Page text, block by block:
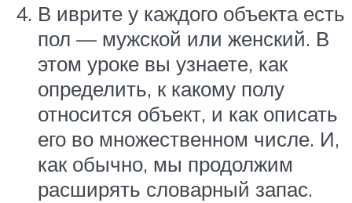
В иврите у каждого объекта есть
пол — мужской или женский. В
этом уроке вы узнаете, как
определить, к какому полу
относится объект, и как описать
его во множественном числе. И,
как обычно, мы продолжим
расширять словарный запас.